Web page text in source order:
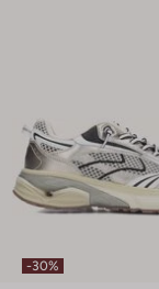
-30%